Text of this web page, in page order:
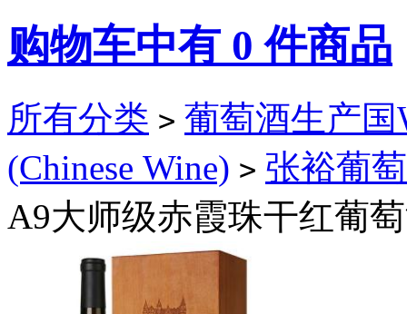
购物车中有 0 件商品
所有分类 > 葡萄酒生产国
(Chinese Wine) > 张裕葡
A9大师级赤霞珠干红葡